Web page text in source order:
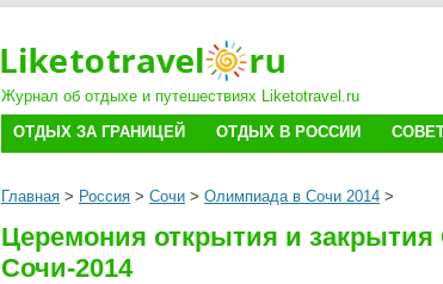
Журнал об отдыхе и путешествиях Liketotravel.ru
ОТДЫХ ЗА ГРАНИЦЕЙ ОТДЫХ В РОССИИ
Главная > Россия > Сочи > Олимпиада в Сочи 2014 >
Церемония открытия и
Сочи-2014